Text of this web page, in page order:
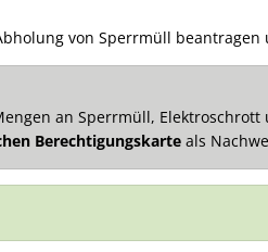
von Sperrmüll
an Sperrmüll,
Berechtigungskarte als